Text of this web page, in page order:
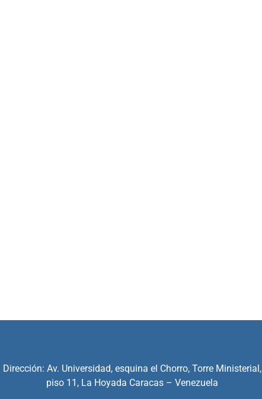
Dirección: Av. Universidad, esquina el Chorro, Torre Ministerial,
piso 11, La Hoyada Caracas – Venezuela